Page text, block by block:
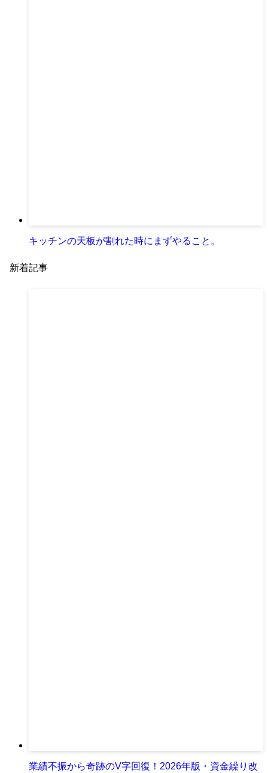
キッチンの天板が割れた時にまずやること。
新着記事
業績不振から奇跡のV字回復！2026年版・資金繰り改